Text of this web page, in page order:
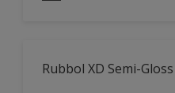
Rubbol XD Semi-Gloss